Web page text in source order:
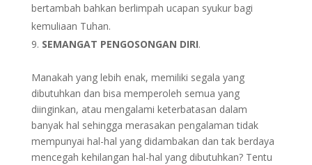
bertambah bahkan berlimpah ucapan syukur bagi
kemuliaan Tuhan.
SEMANGAT PENGOSONGAN DIRI.
Manakah yang lebih enak, memiliki segala yang
dibutuhkan dan bisa memperoleh semua yang
diinginkan, atau mengalami keterbatasan dalam
banyak hal sehingga merasakan pengalaman tidak
mempunyai hal-hal yang didambakan dan tak berdaya
mencegah kehilangan hal-hal yang dibutuhkan? Tentu